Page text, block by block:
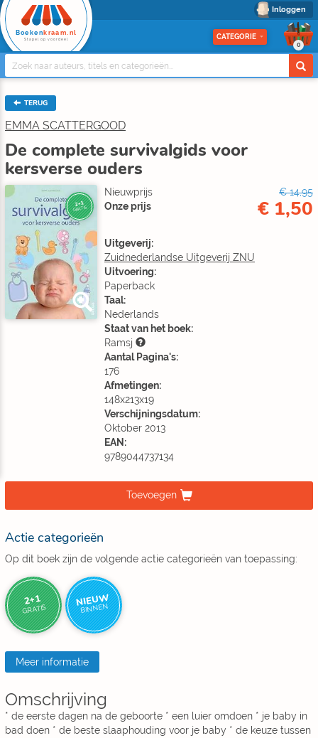
Inloggen
Boeken kraam.nl
Stapel op voordeel CATEGORIE
0
TERUG
EMMA SCATTERGOOD
De complete survivalgids voor
kersverse ouders
2+1
GRATIS
Nieuwprijs
€ 14,95
Onze prijs
€ 1,50
Uitgeverij:
Zuidnederlandse Uitgeverij ZNU
Uitvoering:
Paperback
Taal:
Nederlands
Staat van het boek:
Ramsj
Aantal Pagina's:
176
Afmetingen:
148x213x19
Verschijningsdatum:
Oktober 2013
EAN:
9789044737134
Toevoegen
Actie categorieën
Op dit boek zijn de volgende actie categorieën van toepassing:
2+1
GRATIS NIEUW
BINNEN
Meer informatie
Omschrijving
* de eerste dagen na de geboorte * een luier omdoen * je baby in
bad doen * de beste slaaphouding voor je baby * de keuze tussen